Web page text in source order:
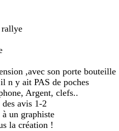
rallye
,avec son porte bouteille
n y ait PAS de poches
Argent, clefs..
avis 1-2
un graphiste
la création !